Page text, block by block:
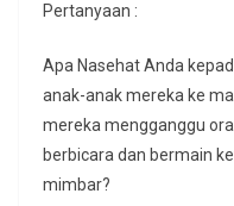
Pertanyaan :
Apa Nasehat Anda
anak-anak mereka ke
mereka mengganggu
berbicara dan bermain
mimbar?